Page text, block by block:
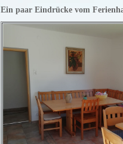
Ein paar Eindrücke vom